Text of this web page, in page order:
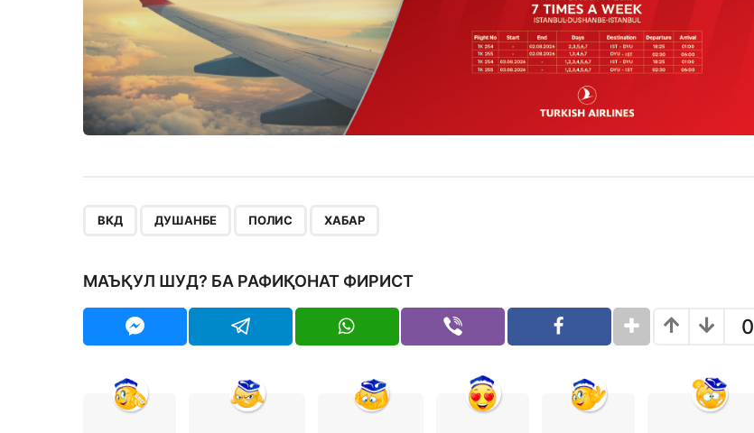
ВКД ДУШАНБЕ ПОЛИС ХАБАР
МАЪҚУЛ ШУД? БА РАФИҚОНАТ ФИРИСТ
0